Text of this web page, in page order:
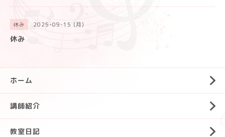
休み 2025-09-15 (月)
休み
ホーム
講師紹介
教室日記